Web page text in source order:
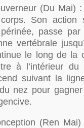
(Du Mai)
Son
passe
vertébrale
le long de la
à l’intérieur du
suivant la
nez pour
(Ren